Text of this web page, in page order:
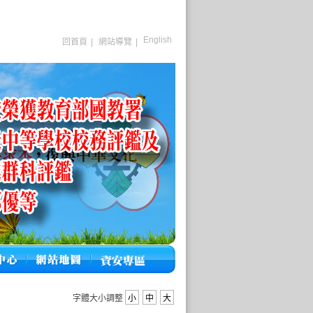
回首頁 網站導覽 English
字體大小調整 小 中 大